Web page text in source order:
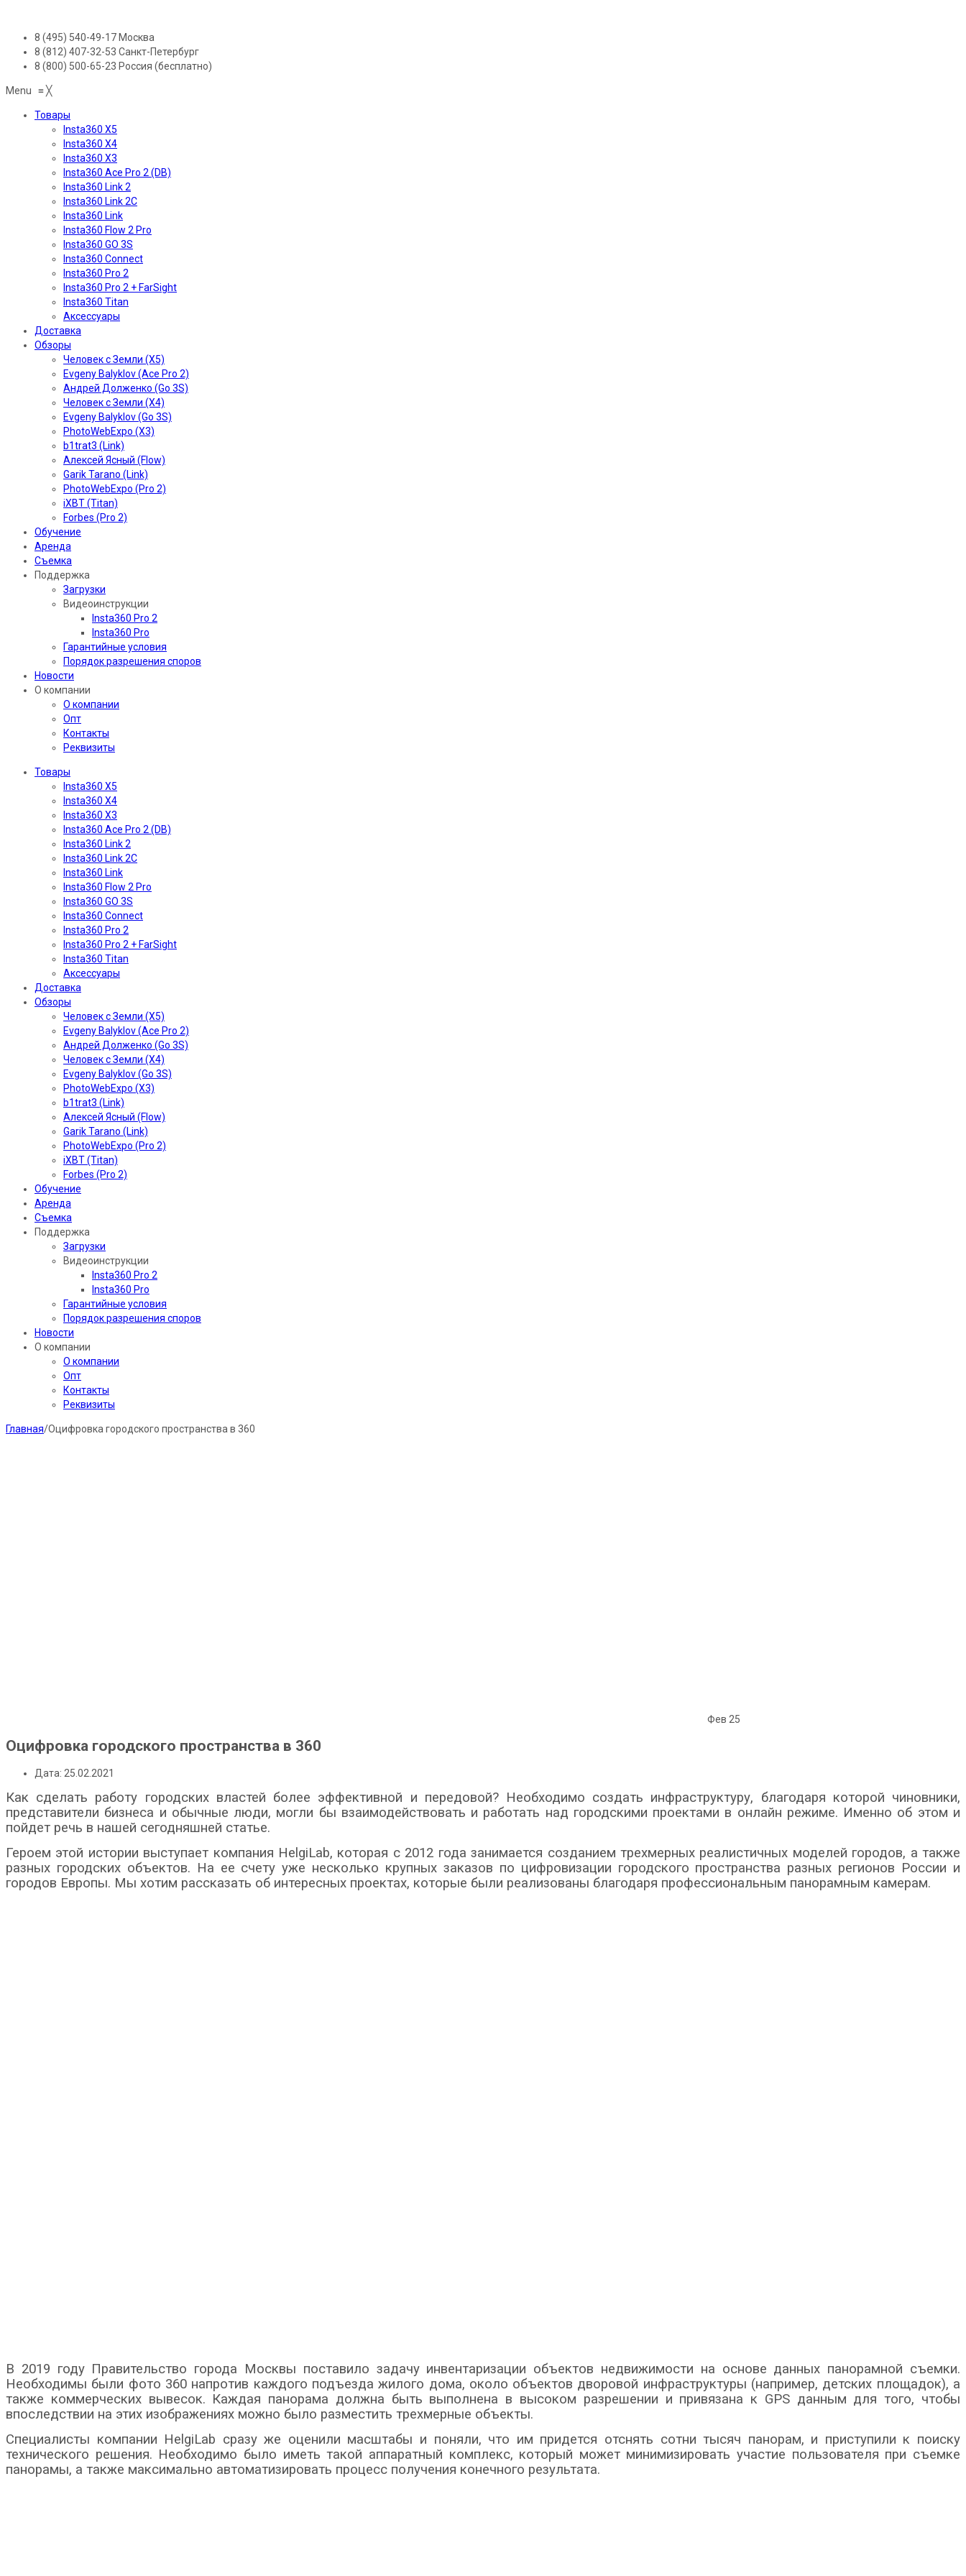
8 (495) 540-49-17 Москва
8 (812) 407-32-53 Санкт-Петербург
8 (800) 500-65-23 Россия (бесплатно)
Menu ≡╳
Товары
Insta360 X5
Insta360 X4
Insta360 X3
Insta360 Ace Pro 2 (DB)
Insta360 Link 2
Insta360 Link 2C
Insta360 Link
Insta360 Flow 2 Pro
Insta360 GO 3S
Insta360 Connect
Insta360 Pro 2
Insta360 Pro 2 + FarSight
Insta360 Titan
Аксессуары
Доставка
Обзоры
Человек с Земли (X5)
Evgeny Balyklov (Ace Pro 2)
Андрей Долженко (Go 3S)
Человек с Земли (X4)
Evgeny Balyklov (Go 3S)
PhotoWebExpo (X3)
b1trat3 (Link)
Алексей Ясный (Flow)
Garik Tarano (Link)
PhotoWebExpo (Pro 2)
iXBT (Titan)
Forbes (Pro 2)
Обучение
Аренда
Съемка
Поддержка
Загрузки
Видеоинструкции
Insta360 Pro 2
Insta360 Pro
Гарантийные условия
Порядок разрешения споров
Новости
О компании
О компании
Опт
Контакты
Реквизиты
Товары
Insta360 X5
Insta360 X4
Insta360 X3
Insta360 Ace Pro 2 (DB)
Insta360 Link 2
Insta360 Link 2C
Insta360 Link
Insta360 Flow 2 Pro
Insta360 GO 3S
Insta360 Connect
Insta360 Pro 2
Insta360 Pro 2 + FarSight
Insta360 Titan
Аксессуары
Доставка
Обзоры
Человек с Земли (X5)
Evgeny Balyklov (Ace Pro 2)
Андрей Долженко (Go 3S)
Человек с Земли (X4)
Evgeny Balyklov (Go 3S)
PhotoWebExpo (X3)
b1trat3 (Link)
Алексей Ясный (Flow)
Garik Tarano (Link)
PhotoWebExpo (Pro 2)
iXBT (Titan)
Forbes (Pro 2)
Обучение
Аренда
Съемка
Поддержка
Загрузки
Видеоинструкции
Insta360 Pro 2
Insta360 Pro
Гарантийные условия
Порядок разрешения споров
Новости
О компании
О компании
Опт
Контакты
Реквизиты
Главная/Оцифровка городского пространства в 360
Фев 25
Оцифровка городского пространства в 360
Дата: 25.02.2021
Как сделать работу городских властей более эффективной и передовой? Необходимо создать инфраструктуру, благодаря которой чиновники,
представители бизнеса и обычные люди, могли бы взаимодействовать и работать над городскими проектами в онлайн режиме. Именно об этом и
пойдет речь в нашей сегодняшней статье.
Героем этой истории выступает компания HelgiLab, которая с 2012 года занимается созданием трехмерных реалистичных моделей городов, а также
разных городских объектов. На ее счету уже несколько крупных заказов по цифровизации городского пространства разных регионов России и
городов Европы. Мы хотим рассказать об интересных проектах, которые были реализованы благодаря профессиональным панорамным камерам.
В 2019 году Правительство города Москвы поставило задачу инвентаризации объектов недвижимости на основе данных панорамной съемки.
Необходимы были фото 360 напротив каждого подъезда жилого дома, около объектов дворовой инфраструктуры (например, детских площадок), а
также коммерческих вывесок. Каждая панорама должна быть выполнена в высоком разрешении и привязана к GPS данным для того, чтобы
впоследствии на этих изображениях можно было разместить трехмерные объекты.
Специалисты компании HelgiLab сразу же оценили масштабы и поняли, что им придется отснять сотни тысяч панорам, и приступили к поиску
технического решения. Необходимо было иметь такой аппаратный комплекс, который может минимизировать участие пользователя при съемке
панорамы, а также максимально автоматизировать процесс получения конечного результата.